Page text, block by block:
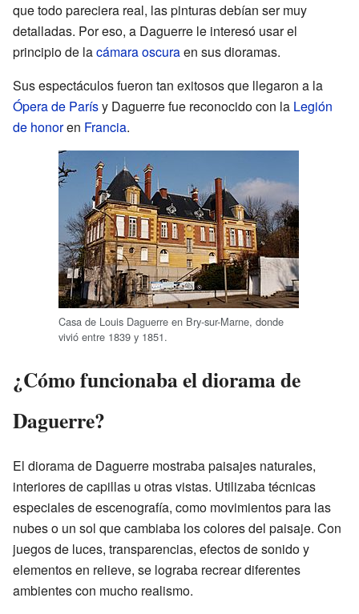
que todo pareciera real, las pinturas debían ser muy
detalladas. Por eso, a Daguerre le interesó usar el
principio de lacámara oscuraen sus dioramas.
Sus espectáculos fueron tan exitosos que llegaron a la
Ópera de Parísy Daguerre fue reconocido con la Legión
de honoren Francia.
Casa de Louis Daguerre en Bry-sur-Marne, donde
vivió entre 1839 y 1851.
¿Cómo funcionaba el diorama de
Daguerre?
El diorama de Daguerre mostraba paisajes naturales,
interiores de capillas u otras vistas. Utilizaba técnicas
especiales de escenografía, como movimientos para las
nubes o un sol que cambiaba los colores del paisaje. Con
juegos de luces, transparencias, efectos de sonido y
elementos en relieve, se lograba recrear diferentes
ambientes con mucho realismo.